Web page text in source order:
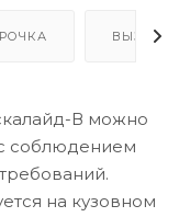
ВЫЗОВ
В можно
соблюдением
на кузовном